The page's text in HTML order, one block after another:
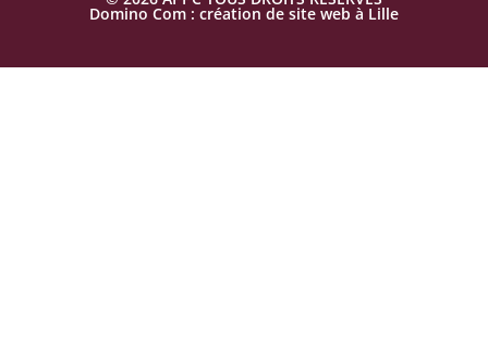
Domino Com : création de site web à Lille